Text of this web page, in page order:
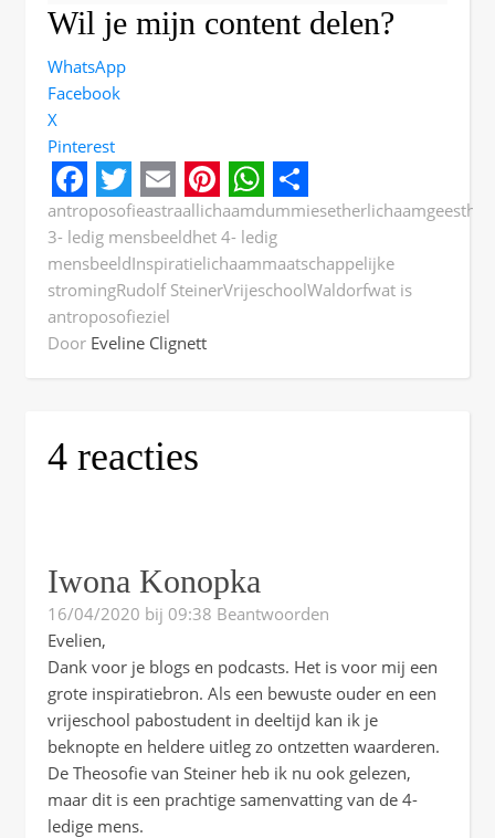
Wil je mijn content delen?
WhatsApp
Facebook
X
Pinterest
Facebook
Twitter
EmailPinterest
WhatsApp
Share
antroposofieastraallichaamdummiesetherlichaamgeesthet
3- ledig mensbeeldhet 4- ledig
mensbeeldInspiratielichaammaatschappelijke
stromingRudolf SteinerVrijeschoolWaldorfwat is
antroposofieziel
Door Eveline Clignett
4 reacties
Iwona Konopka
16/04/2020 bij 09:38 Beantwoorden
Evelien,
Dank voor je blogs en podcasts. Het is voor mij een
grote inspiratiebron. Als een bewuste ouder en een
vrijeschool pabostudent in deeltijd kan ik je
beknopte en heldere uitleg zo ontzetten waarderen.
De Theosofie van Steiner heb ik nu ook gelezen,
maar dit is een prachtige samenvatting van de 4-
ledige mens.